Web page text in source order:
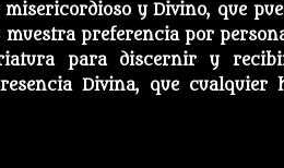
y Divino, que
preferencia por
para discernir y
Divina, que cualquier